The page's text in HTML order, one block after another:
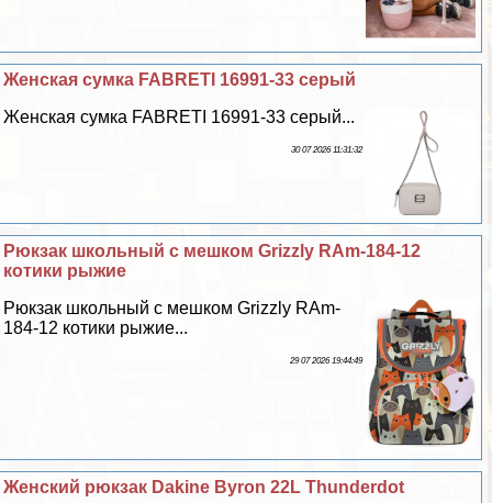
Женская сумка FABRETI 16991-33 серый
Женская сумка FABRETI 16991-33 серый...
30 07 2026 11:31:32
Рюкзак школьный с мешком Grizzly RAm-184-12
котики рыжие
Рюкзак школьный с мешком Grizzly RAm-
184-12 котики рыжие...
29 07 2026 19:44:49
Женский рюкзак Dakine Byron 22L Thunderdot